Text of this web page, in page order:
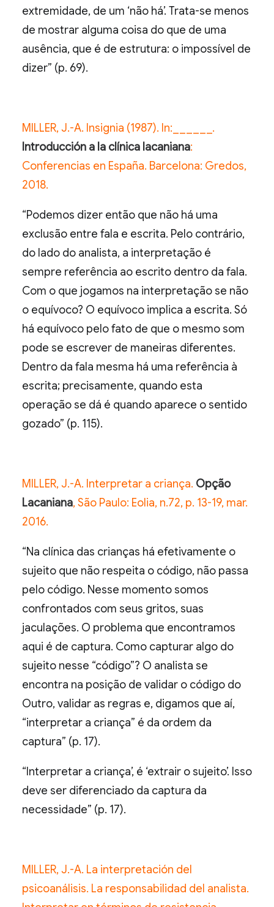
extremidade, de um ‘não há’. Trata-se menos
de mostrar alguma coisa do que de uma
ausência, que é de estrutura: o impossível de
dizer” (p. 69).
MILLER, J.-A. Insignia (1987). In:______.
Introducción a la clínica lacaniana:
Conferencias en España. Barcelona: Gredos,
2018.
“Podemos dizer então que não há uma
exclusão entre fala e escrita. Pelo contrário,
do lado do analista, a interpretação é
sempre referência ao escrito dentro da fala.
Com o que jogamos na interpretação se não
o equívoco? O equívoco implica a escrita. Só
há equívoco pelo fato de que o mesmo som
pode se escrever de maneiras diferentes.
Dentro da fala mesma há uma referência à
escrita; precisamente, quando esta
operação se dá é quando aparece o sentido
gozado” (p. 115).
MILLER, J.-A. Interpretar a criança. Opção
Lacaniana, São Paulo: Eolia, n.72, p. 13-19, mar.
2016.
“Na clínica das crianças há efetivamente o
sujeito que não respeita o código, não passa
pelo código. Nesse momento somos
confrontados com seus gritos, suas
jaculações. O problema que encontramos
aqui é de captura. Como capturar algo do
sujeito nesse “código”? O analista se
encontra na posição de validar o código do
Outro, validar as regras e, digamos que aí,
“interpretar a criança” é da ordem da
captura” (p. 17).
“Interpretar a criança’, é ‘extrair o sujeito’. Isso
deve ser diferenciado da captura da
necessidade” (p. 17).
MILLER, J.-A. La interpretación del
psicoanálisis. La responsabilidad del analista.